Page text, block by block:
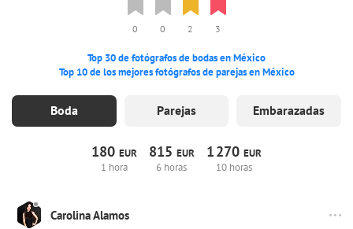
0 0 2 3
Top 30 de fotógrafos de bodas en México
Top 10 de los mejores fotógrafos de parejas en México
Boda Parejas Embarazadas
180 EUR
1 hora
815 EUR
6 horas
1270EUR
10 horas
Carolina Alamos